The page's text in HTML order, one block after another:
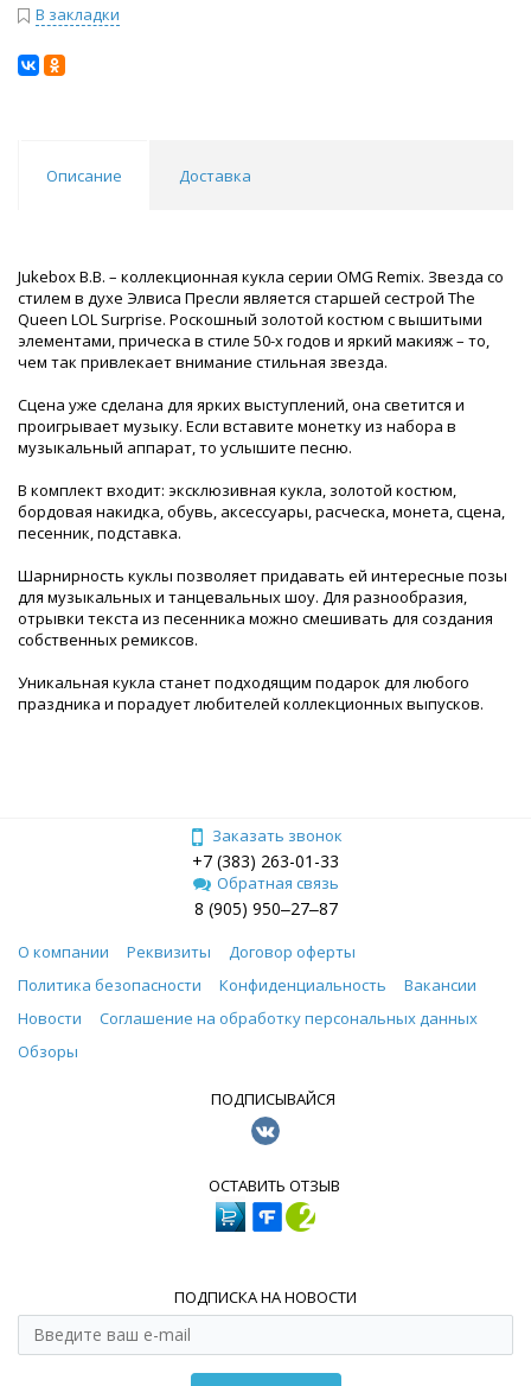
В закладки
Описание Доставка
Jukebox B.B. – коллекционная кукла серии OMG Remix. Звезда со
стилем в духе Элвиса Пресли является старшей сестрой The
Queen LOL Surprise. Роскошный золотой костюм с вышитыми
элементами, прическа в стиле 50-х годов и яркий макияж – то,
чем так привлекает внимание стильная звезда.
Сцена уже сделана для ярких выступлений, она светится и
проигрывает музыку. Если вставите монетку из набора в
музыкальный аппарат, то услышите песню.
В комплект входит: эксклюзивная кукла, золотой костюм,
бордовая накидка, обувь, аксессуары, расческа, монета, сцена,
песенник, подставка.
Шарнирность куклы позволяет придавать ей интересные позы
для музыкальных и танцевальных шоу. Для разнообразия,
отрывки текста из песенника можно смешивать для создания
собственных ремиксов.
Уникальная кукла станет подходящим подарок для любого
праздника и порадует любителей коллекционных выпусков.
Заказать звонок
+7 (383) 263-01-33
Обратная связь
8 (905) 950‒27‒87
О компании Реквизиты
Договор оферты
Политика безопасности
Конфиденциальность
Вакансии
Новости
Соглашение на обработку персональных данных
Обзоры
ПОДПИСЫВАЙСЯ
ОСТАВИТЬ ОТЗЫВ
ПОДПИСКА НА НОВОСТИ